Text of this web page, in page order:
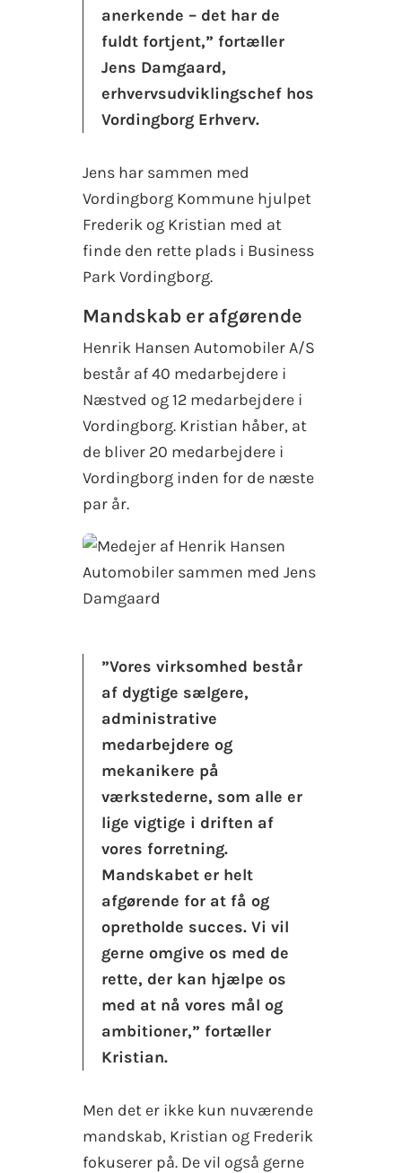
anerkende – det har de
fuldt fortjent,” fortæller
Jens Damgaard,
erhvervsudviklingschef hos
Vordingborg Erhverv.
Jens har sammen med
Vordingborg Kommune hjulpet
Frederik og Kristian med at
finde den rette plads i Business
Park Vordingborg.
Mandskab er afgørende
Henrik Hansen Automobiler A/S
består af 40 medarbejdere i
Næstved og 12 medarbejdere i
Vordingborg. Kristian håber, at
de bliver 20 medarbejdere i
Vordingborg inden for de næste
par år.
”Vores virksomhed består
af dygtige sælgere,
administrative
medarbejdere og
mekanikere på
værkstederne, som alle er
lige vigtige i driften af
vores forretning.
Mandskabet er helt
afgørende for at få og
opretholde succes. Vi vil
gerne omgive os med de
rette, der kan hjælpe os
med at nå vores mål og
ambitioner,” fortæller
Kristian.
Men det er ikke kun nuværende
mandskab, Kristian og Frederik
fokuserer på. De vil også gerne